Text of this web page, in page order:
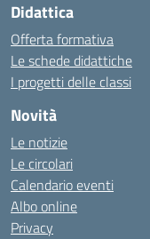
Didattica
Offerta formativa
Le schede didattiche
I progetti delle classi
Novità
Le notizie
Le circolari
Calendario eventi
Albo online
Privacy